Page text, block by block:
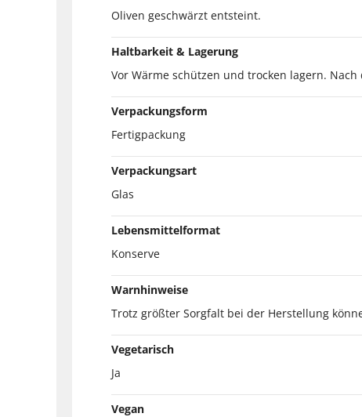
Oliven geschwärzt entsteint.
Haltbarkeit & Lagerung
Vor Wärme schützen und trocken lagern.
Verpackungsform
Fertigpackung
Verpackungsart
Glas
Lebensmittelformat
Konserve
Warnhinweise
Trotz größter Sorgfalt bei der Herstellung
Vegetarisch
Ja
Vegan